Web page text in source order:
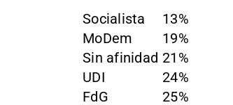
Socialista
13%
MoDem
19%
Sin afinidad 21%
UDI
24%
FdG
25%